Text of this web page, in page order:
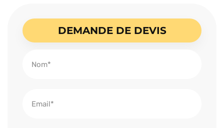
DEMANDE DE DEVIS